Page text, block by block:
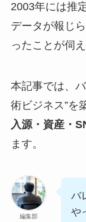
2003年には推
データが報じ
ったことが伺え
本記事では、
術ビジネス”を
入源・資産・
ます。
編集部
バ
や